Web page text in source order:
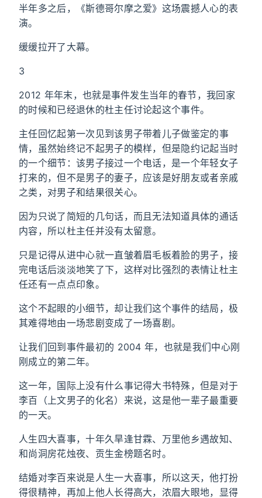
半年多之后，《斯德哥尔摩之爱》这场震撼人心的表
演。
缓缓拉开了大幕。
3
2012 年年末，也就是事件发生当年的春节，我回家
的时候和已经退休的杜主任讨论起这个事件。
主任回忆起第一次见到该男子带着儿子做鉴定的事
情，虽然始终记不起男子的模样，但是隐约记起当时
的一个细节：该男子接过一个电话，是一个年轻女子
打来的，但不是男子的妻子，应该是好朋友或者亲戚
之类，对男子和结果很关心。
因为只说了简短的几句话，而且无法知道具体的通话
内容，所以杜主任并没有太留意。
只是记得从进中心就一直皱着眉毛板着脸的男子，接
完电话后淡淡地笑了下，这样对比强烈的表情让杜主
任还有一点点印象。
这个不起眼的小细节，却让我们这个事件的结局，极
其难得地由一场悲剧变成了一场喜剧。
让我们回到事件最初的 2004 年，也就是我们中心刚
刚成立的第二年。
这一年，国际上没有什么事记得大书特殊，但是对于
李百（上文男子的化名）来说，这是他一辈子最重要
的一天。
人生四大喜事，十年久旱逢甘霖、万里他乡遇故知、
和尚洞房花烛夜、贡生金榜题名时。
结婚对李百来说是人生一大喜事，所以这天，他打扮
得很精神，再加上他人长得高大，浓眉大眼地，显得